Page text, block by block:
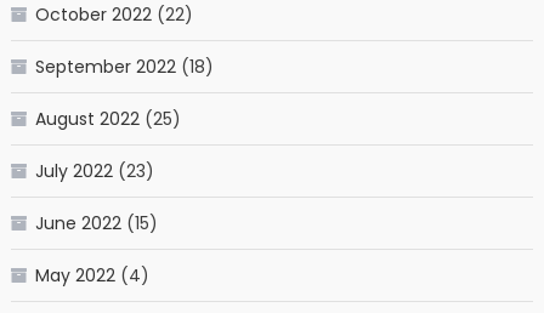
October 2022(22)
September 2022(18)
August 2022(25)
July 2022(23)
June 2022(15)
May 2022(4)